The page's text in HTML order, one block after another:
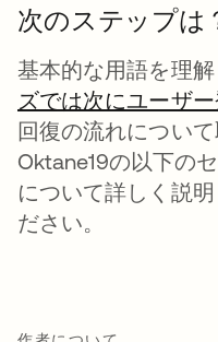
次のステップは
基本的な用語を理
ズでは次にユーザ
回復の流れについ
Oktane19の以下の
について詳しく説
ださい。